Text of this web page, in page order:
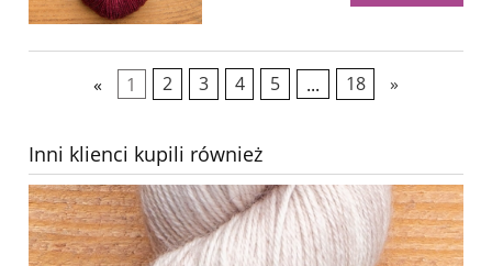
« 1 2 3 4 5 ... 18 »
Inni klienci kupili również